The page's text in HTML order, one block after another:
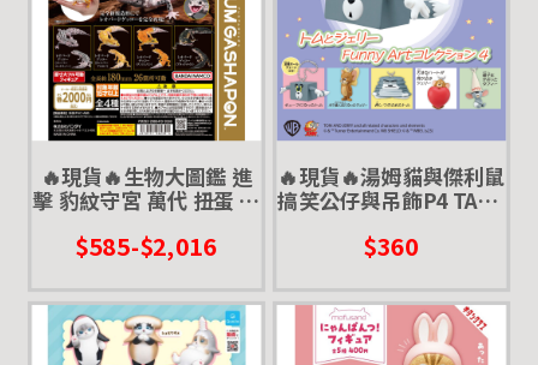
🔥現貨🔥生物大圖鑑 進
擊 豹紋守宮 萬代 扭蛋 轉
豹紋壁虎 蜥蜴
$585-$2,016
🔥現貨🔥湯姆貓與傑利鼠
搞笑公仔與吊飾P4 TAKA
$360